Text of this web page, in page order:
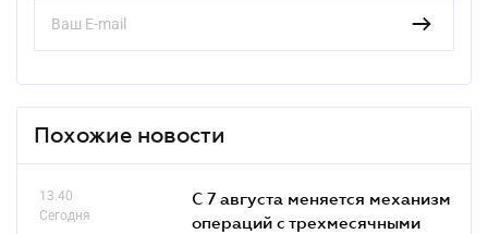
Похожие новости
13.40
Сегодня
С 7 августа меняется механизм
операций с трехмесячными